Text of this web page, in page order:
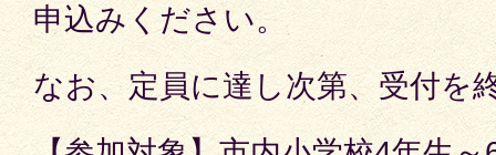
申込みください。
なお、定員に達し次第、受付を